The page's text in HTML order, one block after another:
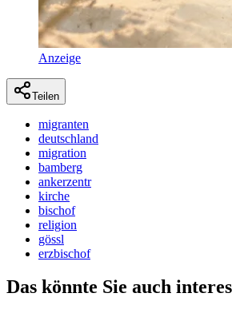
Anzeige
Teilen
migranten
deutschland
migration
bamberg
ankerzentr
kirche
bischof
religion
gössl
erzbischof
Das könnte Sie auch